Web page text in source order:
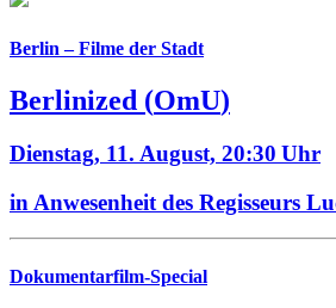
Berlin – Filme der Stadt
Berlinized (OmU)
Dienstag, 11. August, 20:30 Uhr
in Anwesenheit des Regisseurs
Dokumentarfilm-Special